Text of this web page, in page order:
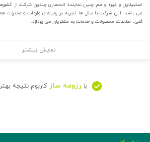
استبیلایزر و غیره و هم چنین نماینده انحصاری چندین شرکت از
می باشد. این شرکت با سال ها تجربه در زمینه ی واردات و صادرات هم
فنی، اطلاعات محصولات و خدمات به مشتریان می پردازد.
نمایش بیشتر
با رزومه ساز کاربوم نتیجه